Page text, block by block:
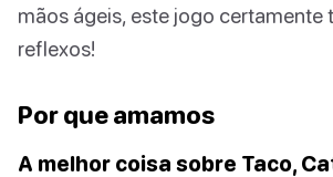
mãos ágeis, este jogo certamente
reflexos!
Por que amamos
A melhor coisa sobre Taco,